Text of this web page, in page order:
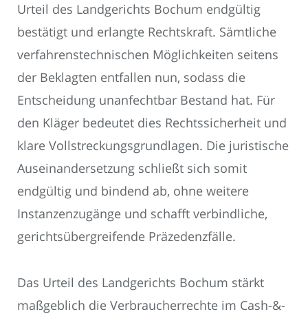
Urteil des Landgerichts Bochum endgültig
bestätigt und erlangte Rechtskraft. Sämtliche
verfahrenstechnischen Möglichkeiten seitens
der Beklagten entfallen nun, sodass die
Entscheidung unanfechtbar Bestand hat. Für
den Kläger bedeutet dies Rechtssicherheit und
klare Vollstreckungsgrundlagen. Die juristische
Auseinandersetzung schließt sich somit
endgültig und bindend ab, ohne weitere
Instanzenzugänge und schafft verbindliche,
gerichtsübergreifende Präzedenzfälle.
Das Urteil des Landgerichts Bochum stärkt
maßgeblich die Verbraucherrechte im Cash-&-